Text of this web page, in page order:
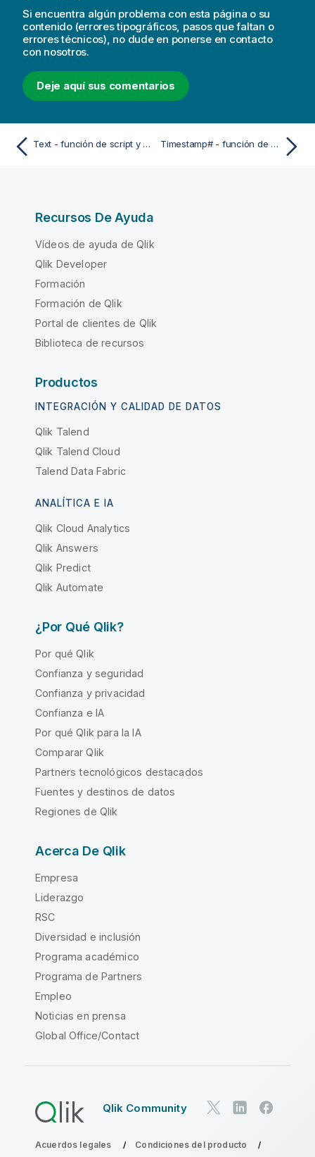
Si encuentra algún problema con esta página o su
contenido (errores tipográficos, pasos que faltan o
errores técnicos), no dude en ponerse en contacto
con nosotros.
Deje aquí sus comentarios
Text - función de script y de gráfico Timestamp# - función de script y de gráfico
Recursos De Ayuda
Vídeos de ayuda de Qlik
Qlik Developer
Formación
Formación de Qlik
Portal de clientes de Qlik
Biblioteca de recursos
Productos
INTEGRACIÓN Y CALIDAD DE DATOS
Qlik Talend
Qlik Talend Cloud
Talend Data Fabric
ANALÍTICA E IA
Qlik Cloud Analytics
Qlik Answers
Qlik Predict
Qlik Automate
¿Por Qué Qlik?
Por qué Qlik
Confianza y seguridad
Confianza y privacidad
Confianza e IA
Por qué Qlik para la IA
Comparar Qlik
Partners tecnológicos destacados
Fuentes y destinos de datos
Regiones de Qlik
Acerca De Qlik
Empresa
Liderazgo
RSC
Diversidad e inclusión
Programa académico
Programa de Partners
Empleo
Noticias en prensa
Global Office/Contact
Qlik Community
Acuerdos legales Condiciones del producto